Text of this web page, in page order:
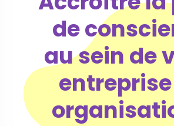
de
au sein de